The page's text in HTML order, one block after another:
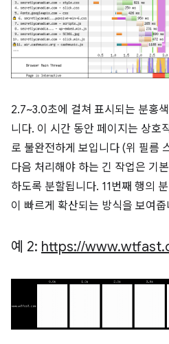
2.7~3.0초에 걸쳐 표시되는 분홍
니다. 이 시간 동안 페이지는 상호
로 불완전하게 보입니다 (위 필름
다음 처리해야 하는 긴 작업은 기
하도록 분할됩니다. 11번째 행의
이 빠르게 확산되는 방식을 보여줍
예 2: https://www.wtfast.